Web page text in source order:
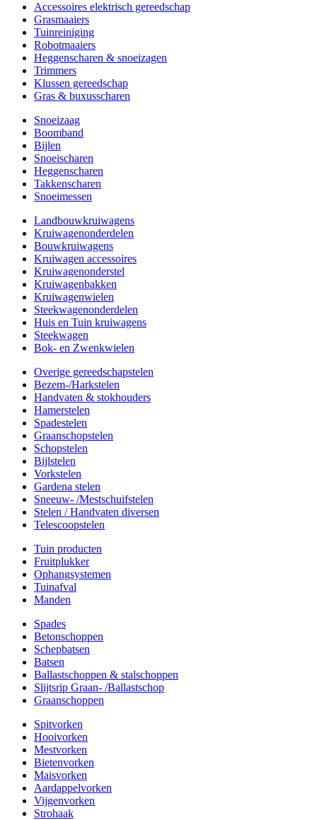
Accessoires elektrisch gereedschap
Grasmaaiers
Tuinreiniging
Robotmaaiers
Heggenscharen & snoeizagen
Trimmers
Klussen gereedschap
Gras & buxusscharen
Snoeizaag
Boomband
Bijlen
Snoeischaren
Heggenscharen
Takkenscharen
Snoeimessen
Landbouwkruiwagens
Kruiwagenonderdelen
Bouwkruiwagens
Kruiwagen accessoires
Kruiwagenonderstel
Kruiwagenbakken
Kruiwagenwielen
Steekwagenonderdelen
Huis en Tuin kruiwagens
Steekwagen
Bok- en Zwenkwielen
Overige gereedschapstelen
Bezem-/Harkstelen
Handvaten & stokhouders
Hamerstelen
Spadestelen
Graanschopstelen
Schopstelen
Bijlstelen
Vorkstelen
Gardena stelen
Sneeuw- /Mestschuifstelen
Stelen / Handvaten diversen
Telescoopstelen
Tuin producten
Fruitplukker
Ophangsystemen
Tuinafval
Manden
Spades
Betonschoppen
Schepbatsen
Batsen
Ballastschoppen & stalschoppen
Slijtsrip Graan- /Ballastschop
Graanschoppen
Spitvorken
Hooivorken
Mestvorken
Bietenvorken
Maisvorken
Aardappelvorken
Vijgenvorken
Strohaak